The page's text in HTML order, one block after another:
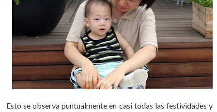
Esto se observa puntualmente en casi todas las festividades y